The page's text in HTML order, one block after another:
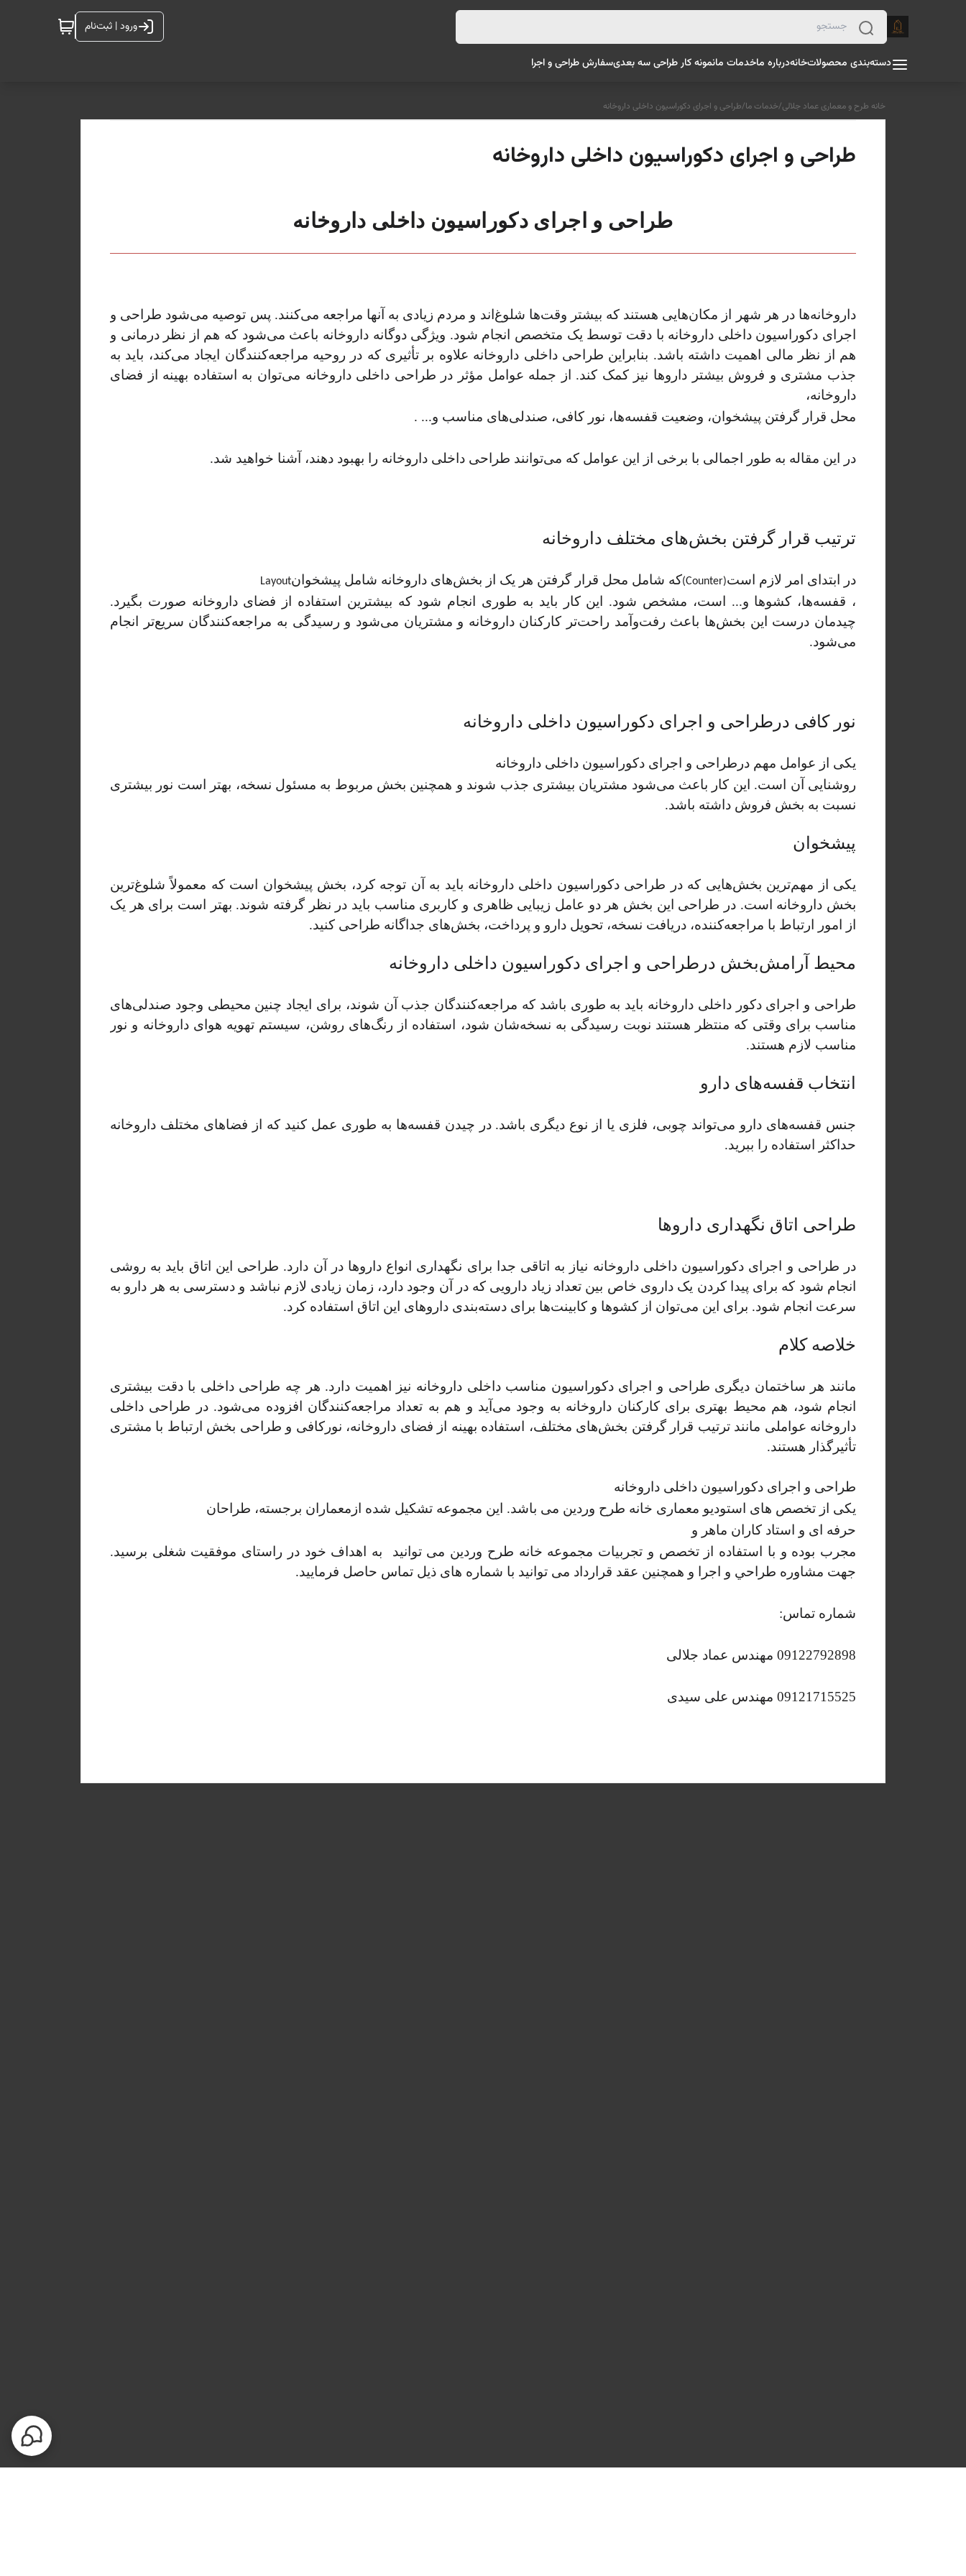
ورود | ثبت‌نام
دسته‌بندی محصولاتخانهدرباره ماخدمات مانمونه کار طراحی سه بعدیسفارش طراحی و اجرا
خانه طرح و معماری عماد جلالی/خدمات ما/طراحی و اجرای دکوراسیون داخلی داروخانه
طراحی و اجرای دکوراسیون داخلی داروخانه
طراحی و اجرای دکوراسیون داخلی داروخانه
داروخانه‌ها در هر شهر از مکان‌هایی هستند که بیشتر وقت‌ها شلوغ‌اند و مردم زیادی به آنها مراجعه می‌کنند. پس توصیه می‌شود طراحی و
اجرای دکوراسیون داخلی داروخانه با دقت توسط یک متخصص انجام شود. ویژگی دوگانه داروخانه باعث می‌شود که هم از نظر درمانی و
هم از نظر مالی اهمیت داشته باشد. بنابراین طراحی داخلی داروخانه علاوه بر تأثیری که در روحیه مراجعه‌کنندگان ایجاد می‌کند، باید به
جذب مشتری و فروش بیشتر داروها نیز کمک کند. از جمله عوامل مؤثر در طراحی داخلی داروخانه می‌توان به استفاده بهینه از فضای
داروخانه،
محل قرار گرفتن پیشخوان، وضعیت قفسه‌ها، نور کافی، صندلی‌های مناسب و... .
در این مقاله به طور اجمالی با برخی از این عوامل که می‌توانند طراحی داخلی داروخانه را بهبود دهند، آشنا خواهید شد.
ترتیب قرار گرفتن بخش‌های مختلف داروخانه
در ابتدای امر لازم است Layoutکه شامل محل قرار گرفتن هر یک از بخش‌های داروخانه شامل پیشخوان(Counter)
، قفسه‌ها، کشوها و... است، مشخص شود. این کار باید به طوری انجام شود که بیشترین استفاده از فضای داروخانه صورت بگیرد.
چیدمان درست این بخش‌ها باعث رفت‌وآمد راحت‌تر کارکنان داروخانه و مشتریان می‌شود و رسیدگی به مراجعه‌کنندگان سریع‌تر انجام
می‌شود.
نور کافی در طراحی و اجرای دکوراسیون داخلی داروخانه
یکی از عوامل مهم در طراحی و اجرای دکوراسیون داخلی داروخانه
روشنایی آن است. این کار باعث می‌شود مشتریان بیشتری جذب شوند و همچنین بخش مربوط به مسئول نسخه، بهتر است نور بیشتری
نسبت به بخش فروش داشته باشد.
پیشخوان
یکی از مهم‌ترین بخش‌هایی که در طراحی دکوراسیون داخلی داروخانه باید به آن توجه کرد، بخش پیشخوان است که معمولاً شلوغ‌ترین
بخش داروخانه است. در طراحی این بخش هر دو عامل زیبایی ظاهری و کاربری مناسب باید در نظر گرفته شوند. بهتر است برای هر یک
از امور ارتباط با مراجعه‌کننده، دریافت نسخه، تحویل دارو و پرداخت، بخش‌های جداگانه طراحی کنید.
محیط آرامش‌بخش در طراحی و اجرای دکوراسیون داخلی داروخانه
طراحی و اجرای دکور داخلی داروخانه باید به طوری باشد که مراجعه‌کنندگان جذب آن شوند، برای ایجاد چنین محیطی وجود صندلی‌های
مناسب برای وقتی که منتظر هستند نوبت رسیدگی به نسخه‌شان شود، استفاده از رنگ‌‌های روشن، سیستم تهویه هوای داروخانه و نور
مناسب لازم هستند.
انتخاب قفسه‌های دارو
جنس قفسه‌های دارو می‌تواند چوبی، فلزی یا از نوع دیگری باشد. در چیدن قفسه‌ها به طوری عمل کنید که از فضاهای مختلف داروخانه
حداکثر استفاده را ببرید.
طراحی اتاق نگهداری داروها
در طراحی و اجرای دکوراسیون داخلی داروخانه نیاز به اتاقی جدا برای نگهداری انواع داروها در آن دارد. طراحی این اتاق باید به روشی
انجام شود که برای پیدا کردن یک داروی خاص بین تعداد زیاد دارویی که در آن وجود دارد، زمان زیادی لازم نباشد و دسترسی به هر دارو به
سرعت انجام شود. برای این می‌توان از کشوها و کابینت‌ها برای دسته‌بندی داروهای این اتاق استفاده کرد.
خلاصه کلام
مانند هر ساختمان دیگری طراحی و اجرای دکوراسیون مناسب داخلی داروخانه نیز اهمیت دارد. هر چه طراحی داخلی با دقت بیشتری
انجام شود، هم محیط بهتری برای کارکنان داروخانه به وجود می‌آید و هم به تعداد مراجعه‌کنندگان افزوده می‌شود. در طراحی داخلی
داروخانه عواملی مانند ترتیب قرار گرفتن بخش‌های مختلف، استفاده بهینه از فضای داروخانه، نورکافی و طراحی بخش ارتباط با مشتری
تأثیرگذار هستند.
طراحی و اجرای دکوراسیون داخلی داروخانه
یکی از تخصص های استودیو معماری خانه طرح وردین می باشد. این مجموعه تشکیل شده از معماران برجسته، طراحان
حرفه ای و استاد کاران ماهر و
مجرب بوده و با استفاده از تخصص و تجربیات مجموعه خانه طرح وردین می توانید به اهداف خود در راستای موفقیت شغلی برسید.
جهت مشاوره طراحي و اجرا و همچنين عقد قرارداد می توانید با شماره های ذیل تماس حاصل فرمایید.
شماره تماس:
09122792898 مهندس عماد جلالی
09121715525 مهندس علی سیدی